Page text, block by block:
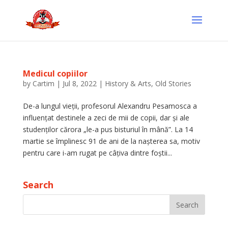
Medicul copiilor
by Cartim | Jul 8, 2022| History & Arts, Old Stories
De-a lungul vieții, profesorul Alexandru Pesamosca a
influențat destinele a zeci de mii de copii, dar și ale
studenților cărora „le-a pus bisturiul în mână”. La 14
martie se împlinesc 91 de ani de la nașterea sa, motiv
pentru care i-am rugat pe câțiva dintre foștii...
Search